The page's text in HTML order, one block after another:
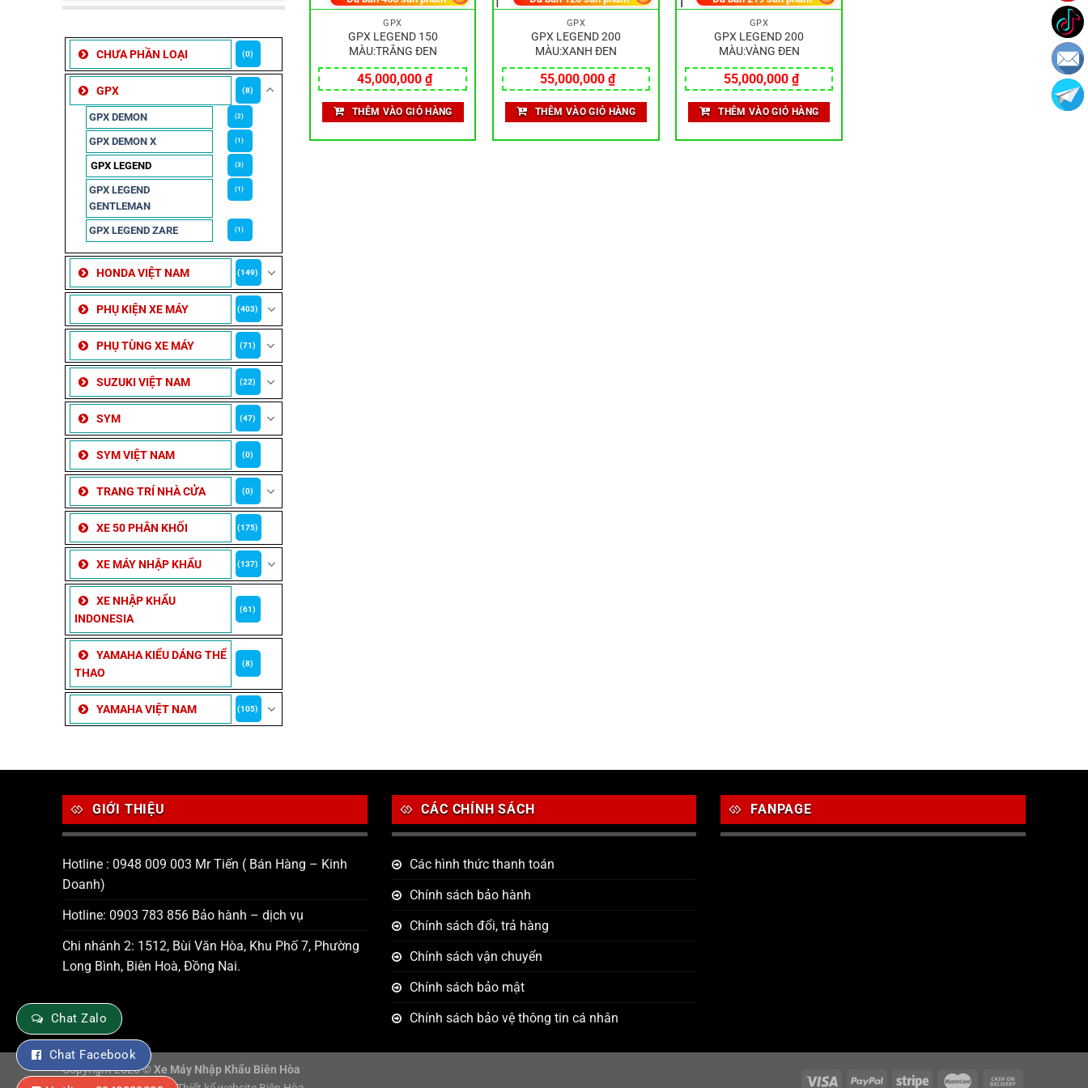
CHƯA PHẦN LOẠI (0)
GPX (8)
GPX DEMON (2)
GPX DEMON X (1)
GPX LEGEND (3)
GPX LEGEND
GENTLEMAN
(1)
GPX LEGEND ZARE (1)
HONDA VIỆT NAM (149)
PHỤ KIỆN XE MÁY (403)
PHỤ TÙNG XE MÁY (71)
SUZUKI VIỆT NAM (22)
SYM (47)
SYM VIỆT NAM (0)
TRANG TRÍ NHÀ CỬA (0)
XE 50 PHÂN KHỐI (175)
XE MÁY NHẬP KHẨU (137)
XE NHẬP KHẨU
INDONESIA
(61)
YAMAHA KIỂU DÁNG THỂ
THAO
(8)
YAMAHA VIỆT NAM (105)
GPX
GPX LEGEND 150
MÀU:TRẮNG ĐEN
45,000,000₫
THÊM VÀO GIỎ HÀNG
GPX
GPX LEGEND 200
MÀU:XANH ĐEN
55,000,000₫
THÊM VÀO GIỎ HÀNG
GPX
GPX LEGEND 200
MÀU:VÀNG ĐEN
55,000,000 ₫
THÊM VÀO GIỎ HÀNG
GIỚI THIỆU
Hotline : 0948 009 003 Mr Tiến ( Bán Hàng – Kinh
Doanh)
Hotline: 0903 783 856 Bảo hành – dịch vụ
Chi nhánh 2: 1512, Bùi Văn Hòa, Khu Phố 7, Phường
Long Bình, Biên Hoà, Đồng Nai.
CÁC CHÍNH SÁCH
Các hình thức thanh toán
Chính sách bảo hành
Chính sách đổi, trả hàng
Chính sách vận chuyển
Chính sách bảo mật
Chính sách bảo vệ thông tin cá nhân
FANPAGE
Copyright 2026 © Xe Máy Nhập Khẩu Biên Hòa
Chat Zalo
Chat Facebook